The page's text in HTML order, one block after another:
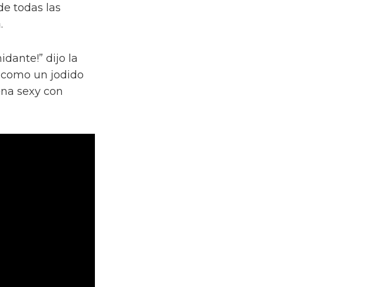
todas las
dijo la
un jodido
sexy con